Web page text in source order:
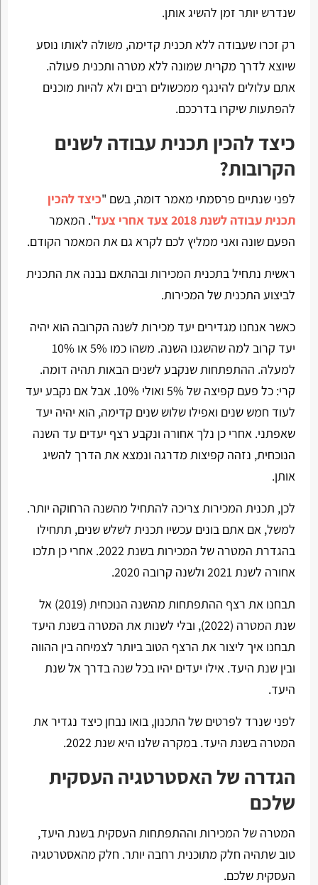
שנדרש יותר זמן להשיג אותן.
רק זכרו שעבודה ללא תכנית קדימה, משולה לאותו נוסע
שיוצא לדרך מקרית שמונה ללא מטרה ותכנית פעולה.
אתם עלולים להינגף ממכשולים רבים ולא להיות מוכנים
להפתעות שיקרו בדרככם.
כיצד להכין תכנית עבודה לשנים
הקרובות?
לפני שנתיים פרסמתי מאמר דומה, בשם "כיצד להכין
תכנית עבודה לשנת 2018 צעד אחרי צעד
". המאמר
הפעם שונה ואני ממליץ לכם לקרא גם את המאמר הקודם.
ראשית נתחיל בתכנית המכירות ובהתאם נבנה את התכנית
לביצוע התכנית של המכירות.
כאשר אנחנו מגדירים יעד מכירות לשנה הקרובה הוא יהיה
יעד קרוב למה שהשגנו השנה. משהו כמו 5% או 10%
למעלה. ההתפתחות שנקבע לשנים הבאות תהיה דומה.
קרי: כל פעם קפיצה של 5% ואולי 10%. אבל אם נקבע יעד
לעוד חמש שנים ואפילו שלוש שנים קדימה, הוא יהיה יעד
שאפתני. אחרי כן נלך אחורה ונקבע רצף יעדים עד השנה
הנוכחית, נזהה קפיצות מדרגה ונמצא את הדרך להשיג
אותן.
לכן, תכנית המכירות צריכה להתחיל מהשנה הרחוקה יותר.
למשל, אם אתם בונים עכשיו תכנית לשלש שנים, תתחילו
בהגדרת המטרה של המכירות בשנת 2022. אחרי כן תלכו
אחורה לשנת 2021 ולשנה קרובה 2020.
תבחנו את רצף ההתפתחות מהשנה הנוכחית (2019) אל
שנת המטרה (2022), ובלי לשנות את המטרה בשנת היעד
תבחנו איך ליצור את הרצף הטוב ביותר לצמיחה בין ההווה
ובין שנת היעד. אילו יעדים יהיו בכל שנה בדרך אל שנת
היעד.
לפני שנרד לפרטים של התכנון, בואו נבחן כיצד נגדיר את
המטרה בשנת היעד. במקרה שלנו היא שנת 2022.
הגדרה של האסטרטגיה העסקית
שלכם
המטרה של המכירות וההתפתחות העסקית בשנת היעד,
טוב שתהיה חלק מתוכנית רחבה יותר. חלק מהאסטרטגיה
העסקית שלכם.